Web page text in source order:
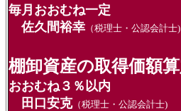
毎月おおむね一定
佐久間裕幸 （税理士・公認会計士)
棚卸資産の取得価額
おおむね３％以内
田口安克（税理士・公認会計士)